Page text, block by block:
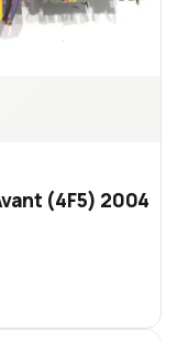
(4F5) 2004